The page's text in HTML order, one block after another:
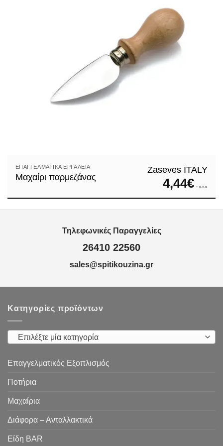
ΕΠΑΓΓΕΛΜΑΤΙΚΆ ΕΡΓΑΛΕΊΑ
Μαχαίρι παρμεζάνας
Zaseves ITALY
4,44€ + φ.π.α.
Τηλεφωνικές Παραγγελίες
26410 22560
sales@spitikouzina.gr
Κατηγορίες προϊόντων
Επιλέξτε μία κατηγορία
Επαγγελματικός Εξοπλισμός
Ποτήρια
Μαχαίρια
Διάφορα – Ανταλλακτικά
Είδη ΒAR